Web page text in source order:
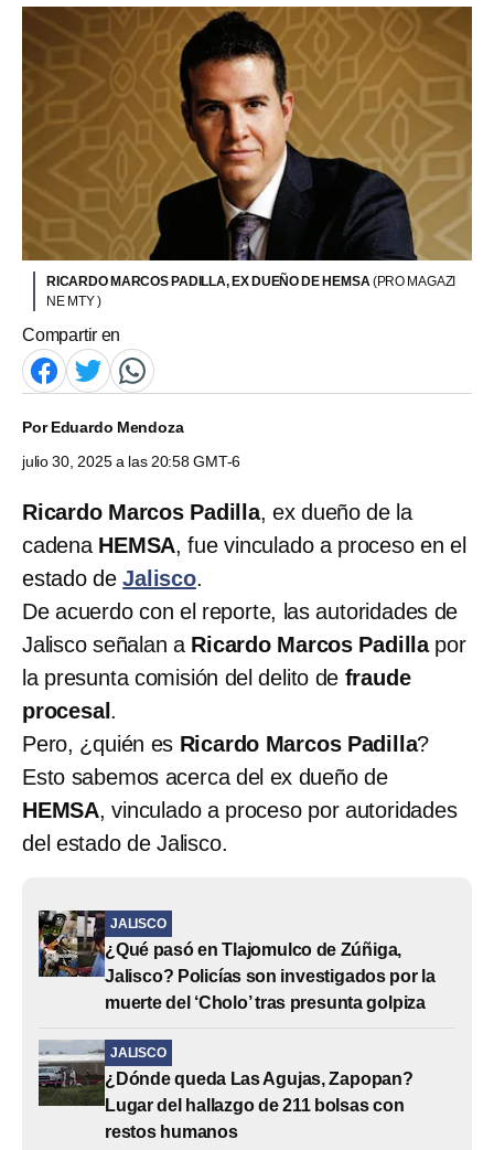
RICARDO MARCOS PADILLA, EX DUEÑO DE HEMSA(PRO MAGAZI
NE MTY )
Compartir en
PorEduardo Mendoza
julio 30, 2025 a las 20:58 GMT-6
Ricardo Marcos Padilla, ex dueño de la
cadena HEMSA, fue vinculado a proceso en el
estado deJalisco.
De acuerdo con el reporte, las autoridades de
Jalisco señalan a Ricardo Marcos Padillapor
la presunta comisión del delito de fraude
procesal .
Pero, ¿quién es Ricardo Marcos Padilla?
Esto sabemos acerca del ex dueño de
HEMSA, vinculado a proceso por autoridades
del estado de Jalisco.
JALISCO
¿Qué pasó en Tlajomulco de Zúñiga,
Jalisco? Policías son investigados por la
muerte del ‘Cholo’ tras presunta golpiza
JALISCO
¿Dónde queda Las Agujas, Zapopan?
Lugar del hallazgo de 211 bolsas con
restos humanos